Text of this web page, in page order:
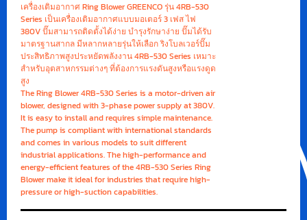
เครื่องเติมอากาศ Ring Blower GREENCO รุ่น 4RB-530
Series เป็นเครื่องเติมอากาศแบบมอเตอร์ 3 เฟส ไฟ
380V ปั๊มสามารถติดตั้งได้ง่าย บำรุงรักษาง่าย ปั๊มได้รับ
มาตรฐานสากล มีหลากหลายรุ่นให้เลือก ริงโบลเวอร์ปั๊ม
ประสิทธิภาพสูงประหยัดพลังงาน 4RB-530 Series เหมาะ
สำหรับอุตสาหกรรมต่างๆ ที่ต้องการแรงดันสูงหรือแรงดูด
สูง
The Ring Blower 4RB-530 Series is a motor-driven air
blower, designed with 3-phase power supply at 380V.
It is easy to install and requires simple maintenance.
The pump is compliant with international standards
and comes in various models to suit different
industrial applications. The high-performance and
energy-efficient features of the 4RB-530 Series Ring
Blower make it ideal for industries that require high-
pressure or high-suction capabilities.